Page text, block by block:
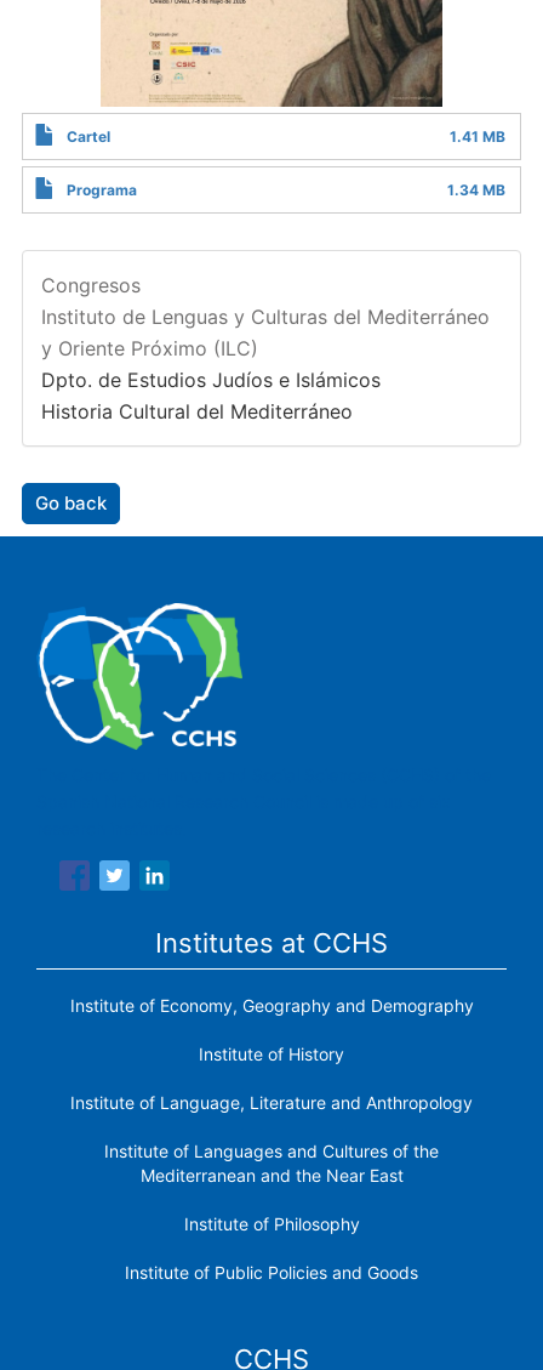
Cartel 1.41 MB
Programa 1.34 MB
Congresos
Instituto de Lenguas y Culturas del Mediterráneo
y Oriente Próximo (ILC)
Dpto. de Estudios Judíos e Islámicos
Historia Cultural del Mediterráneo
Go back
Institutes at CCHS
Institute of Economy, Geography and Demography
Institute of History
Institute of Language, Literature and Anthropology
Institute of Languages ​​and Cultures of the
Mediterranean and the Near East
Institute of Philosophy
Institute of Public Policies and Goods
CCHS